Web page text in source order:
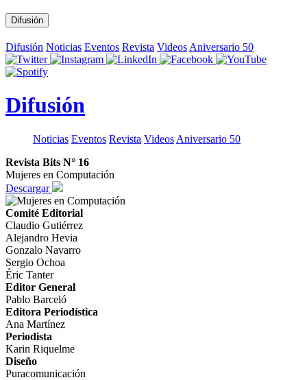
Difusión
Difusión Noticias Eventos Revista Videos Aniversario 50
Difusión
Noticias Eventos Revista Videos Aniversario 50
Revista Bits N° 16
Mujeres en Computación
Descargar
Comité Editorial
Claudio Gutiérrez
Alejandro Hevia
Gonzalo Navarro
Sergio Ochoa
Éric Tanter
Editor General
Pablo Barceló
Editora Periodística
Ana Martínez
Periodista
Karin Riquelme
Diseño
Puracomunicación